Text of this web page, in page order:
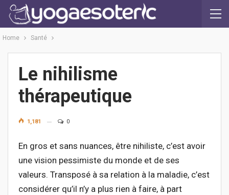
Home Santé
Le nihilisme
thérapeutique
1,181 0
En gros et sans nuances, être nihiliste, c’est avoir
une vision pessimiste du monde et de ses
valeurs. Transposé à sa relation à la maladie, c’est
considérer qu’il n’y a plus rien à faire, à part